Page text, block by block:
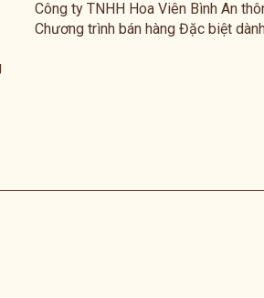
Công ty TNHH Hoa Viên Bình An
Chương trình bán hàng Đặc biệt